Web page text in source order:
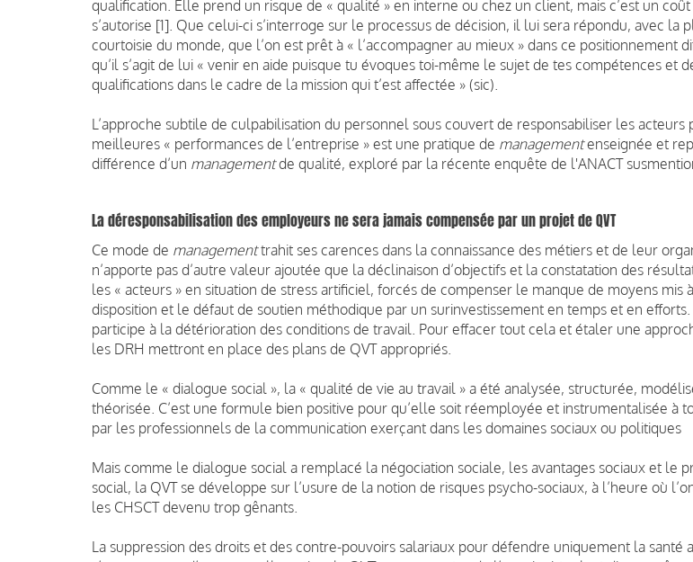
qualification. Elle prend un risque de « qualité » en interne ou chez un client, mais c’est un coût
s’autorise [1]. Que celui-ci s’interroge sur le processus de décision, il lui sera répondu, avec la
courtoisie du monde, que l’on est prêt à « l’accompagner au mieux » dans ce positionnement
qu’il s’agit de lui « venir en aide puisque tu évoques toi-même le sujet de tes compétences et
qualifications dans le cadre de la mission qui t’est affectée » (sic).
L’approche subtile de culpabilisation du personnel sous couvert de responsabiliser les acteurs
meilleures « performances de l’entreprise » est une pratique de managementenseignée et
différence d’un managementde qualité, exploré par la récente enquête de l'ANACT
La déresponsabilisation des employeurs ne sera jamais compensée par un projet de QVT
Ce mode de managementtrahit ses carences dans la connaissance des métiers et de leur
n’apporte pas d’autre valeur ajoutée que la déclinaison d’objectifs et la constatation des
les « acteurs » en situation de stress artificiel, forcés de compenser le manque de moyens mis
disposition et le défaut de soutien méthodique par un surinvestissement en temps et en
participe à la détérioration des conditions de travail. Pour effacer tout cela et étaler une
les DRH mettront en place des plans de QVT appropriés.
Comme le « dialogue social », la « qualité de vie au travail » a été analysée, structurée,
théorisée. C’est une formule bien positive pour qu’elle soit réemployée et instrumentalisée à
par les professionnels de la communication exerçant dans les domaines sociaux ou politiques
Mais comme le dialogue social a remplacé la négociation sociale, les avantages sociaux et le
social, la QVT se développe sur l’usure de la notion de risques psycho-sociaux, à l’heure où
les CHSCT devenu trop gênants.
La suppression des droits et des contre-pouvoirs salariaux pour défendre uniquement la santé